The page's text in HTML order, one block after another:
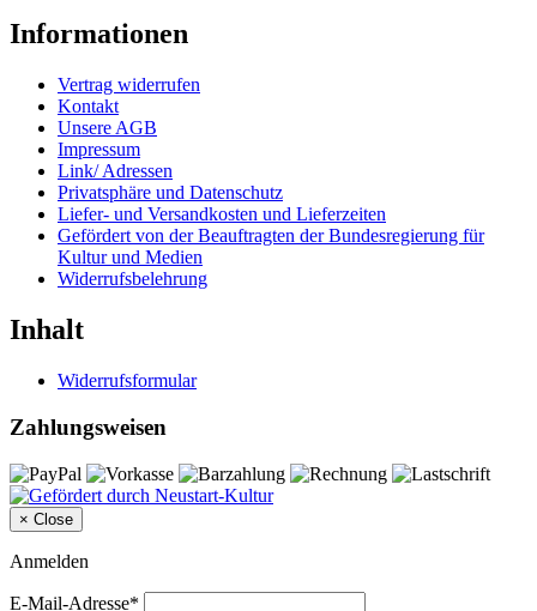
Informationen
Vertrag widerrufen
Kontakt
Unsere AGB
Impressum
Link/ Adressen
Privatsphäre und Datenschutz
Liefer- und Versandkosten und Lieferzeiten
Gefördert von der Beauftragten der Bundesregierung für
Kultur und Medien
Widerrufsbelehrung
Inhalt
Widerrufsformular
Zahlungsweisen
× Close
Anmelden
E-Mail-Adresse*